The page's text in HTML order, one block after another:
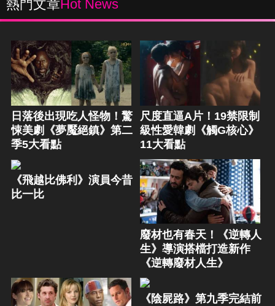
熱門文章Hot News
日落後出現吃人怪物！驚
悚美劇《夢魘絕鎮》第二
季5大看點
尺度直逼A片！19禁限制
級性愛韓劇《觸G核心》
11大看點
《飛越比佛利》演員今昔
比一比
廢材也有春天！《逆轉人
生》導演搭檔打造新作
《逆轉廢材人生》
《陰屍路》第九季完結前